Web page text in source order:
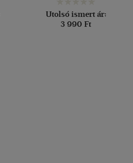
Utolsó ismert ár:
3 990 Ft